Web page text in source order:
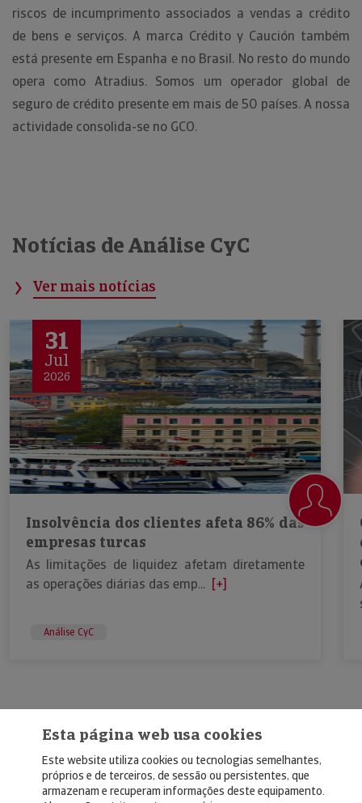
riscos de incumprimento associados a vendas a crédito
de bens e serviços. A marca Crédito y Caución também
está presente em Espanha e no Brasil. No resto do mundo
opera como Atradius. Somos um operador global de
seguro de crédito presente em mais de 50 países. A nossa
actividade consolida-se no GCO.
Notícias de Análise CyC
Ver mais notícias
31
Jul
2026
Insolvência dos clientes afeta 86% das
empresas turcas
As limitações de liquidez afetam diretamente
as operações diárias das emp... [+]
Análise CyC
Esta página web usa cookies
Este website utiliza cookies ou tecnologias semelhantes,
próprios e de terceiros, de sessão ou persistentes, que
armazenam e recuperam informações deste equipamento.